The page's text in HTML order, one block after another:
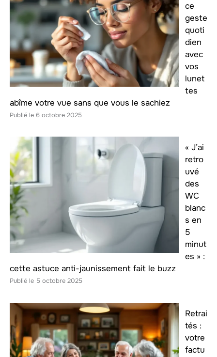
ce
geste
quoti
dien
avec
vos
lunet
tes
abîme votre vue sans que vous le sachiez
6 octobre 2025
« J’ai
retro
uvé
des
WC
blanc
s en
5
minut
es » :
cette astuce anti-jaunissement fait le buzz
5 octobre 2025
Retrai
tés :
votre
factu